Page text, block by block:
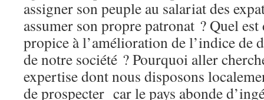
assigner son peuple au salariat des
assumer son propre patronat ? Quel
propice à l’amélioration de l’indice de
de notre société ? Pourquoi aller
expertise dont nous disposons
de prospecter car le pays abonde